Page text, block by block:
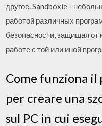
другое. Sandboxie -
работой различных
безопасности, защищая
работе с той или иной
Come funziona il
per creare una
sul PC in cui